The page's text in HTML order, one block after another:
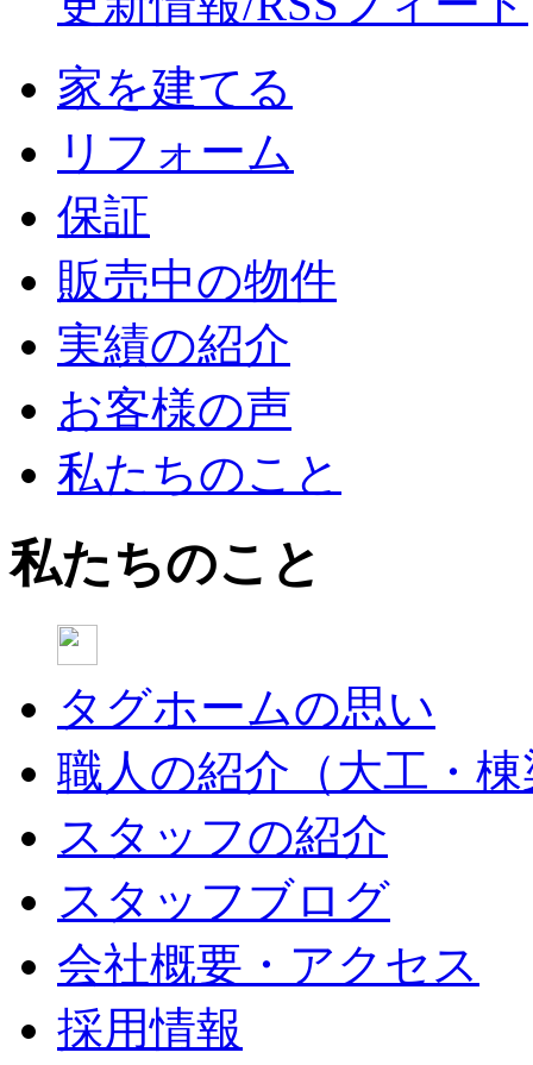
家を建てる
リフォーム
保証
販売中の物件
実績の紹介
お客様の声
私たちのこと
私たちのこと
タグホームの思い
職人の紹介（大工・
スタッフの紹介
スタッフブログ
会社概要・アクセス
採用情報